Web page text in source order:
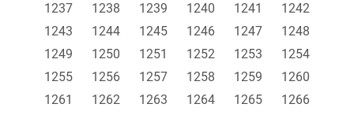
1237
1238 1239 1240 1241
1242
1243
1244 1245 1246 1247
1248
1249
1250 1251 1252 1253
1254
1255
1256 1257 1258 1259
1260
1261
1262 1263 1264 1265
1266